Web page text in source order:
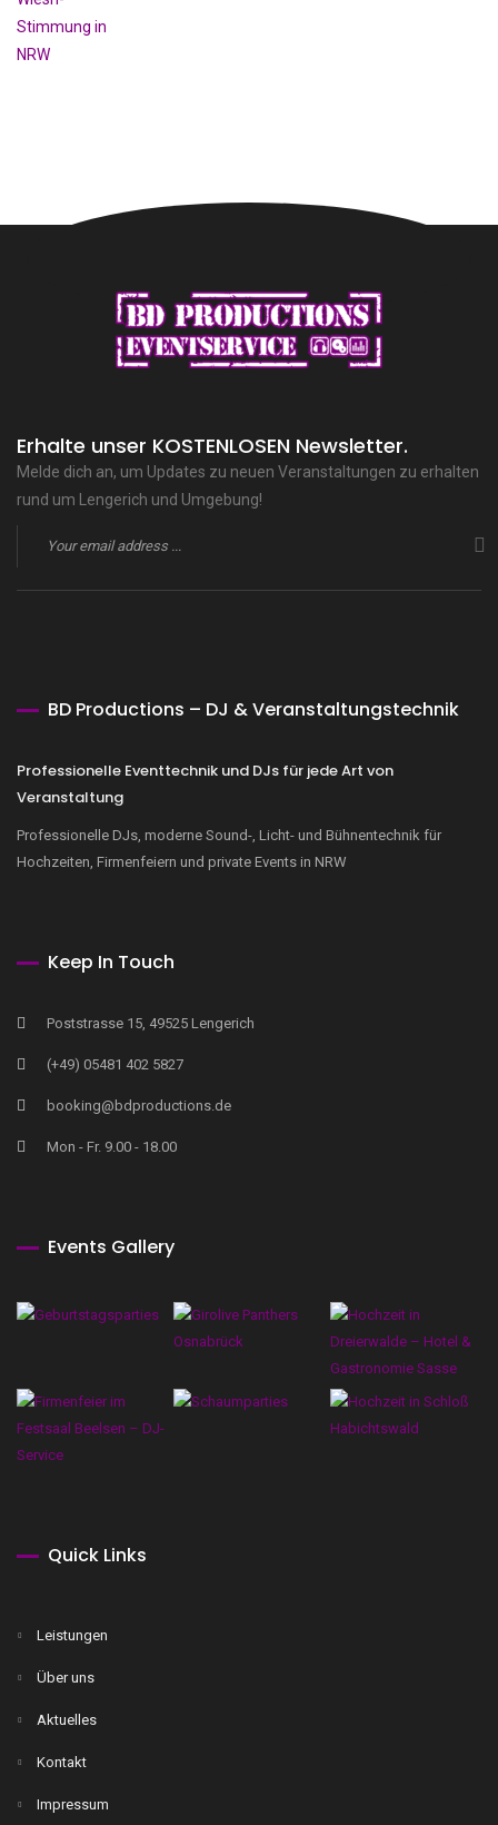
Erhalte unser KOSTENLOSEN Newsletter.
Melde dich an, um Updates zu neuen Veranstaltungen zu erhalten
rund um Lengerich und Umgebung!
BD Productions – DJ & Veranstaltungstechnik
Professionelle Eventtechnik und DJs für jede Art von
Veranstaltung
Professionelle DJs, moderne Sound-, Licht- und Bühnentechnik für
Hochzeiten, Firmenfeiern und private Events in NRW
Keep In Touch
Poststrasse 15, 49525 Lengerich
(+49) 05481 402 5827
booking@bdproductions.de
Mon - Fr. 9.00 - 18.00
Events Gallery
Quick Links
Leistungen
Über uns
Aktuelles
Kontakt
Impressum